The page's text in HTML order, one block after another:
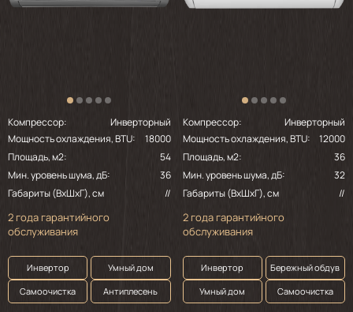
Компрессор:
Инверторный
Мощность охлаждения, BTU:
18000
Площадь, м2:
54
Мин. уровень шума, дБ:
36
Габариты (ВхШхГ), см
//
2 года гарантийного
обслуживания
Инвертор
Умный дом
Самоочистка
Антиплесень
Компрессор:
Инверторный
Мощность охлаждения, BTU:
12000
Площадь, м2:
36
Мин. уровень шума, дБ:
32
Габариты (ВхШхГ), см
//
2 года гарантийного
обслуживания
Инвертор
Бережный обдув
Умный дом
Самоочистка